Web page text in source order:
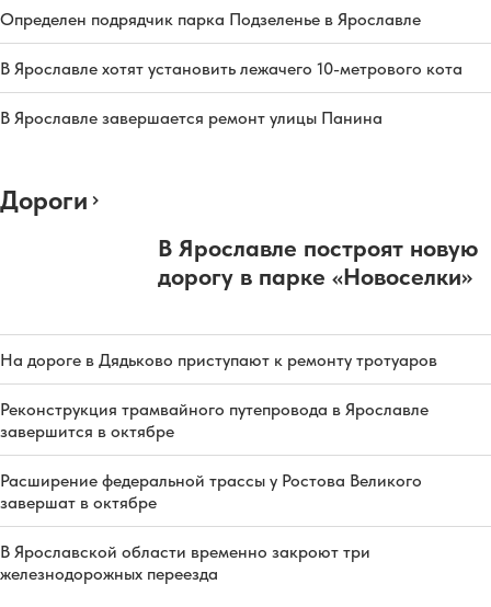
Определен подрядчик парка Подзеленье в Ярославле
В Ярославле хотят установить лежачего 10-метрового кота
В Ярославле завершается ремонт улицы Панина
Дороги
В Ярославле построят новую
дорогу в парке «Новоселки»
На дороге в Дядьково приступают к ремонту тротуаров
Реконструкция трамвайного путепровода в Ярославле
завершится в октябре
Расширение федеральной трассы у Ростова Великого
завершат в октябре
В Ярославской области временно закроют три
железнодорожных переезда